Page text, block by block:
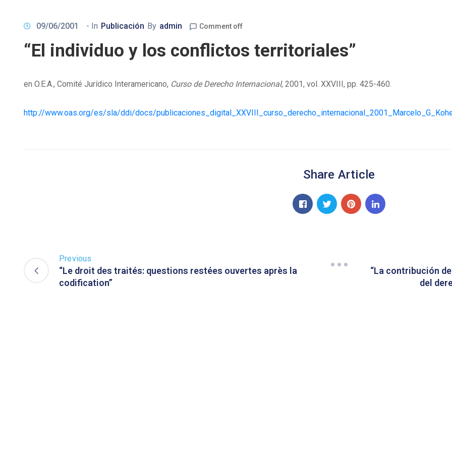
09/06/2001 - In Publicación By admin Comment off
“El individuo y los conflictos territoriales”
en O.E.A., Comité Jurídico Interamericano, Curso de Derecho Internacional, 2001, vol. XXVIII, pp. 425-460.
http://www.oas.org/es/sla/ddi/docs/
Share Article
Previous
“Le droit des traités: questions restées ouvertes après la
codification”
“La contribución
del